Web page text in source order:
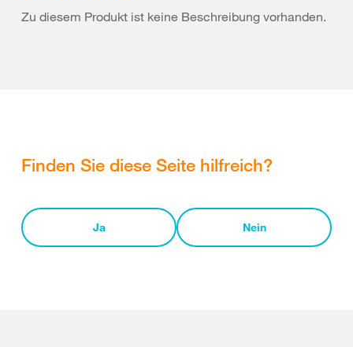
Zu diesem Produkt ist keine Beschreibung vorhanden.
Finden Sie diese Seite hilfreich?
Ja Nein